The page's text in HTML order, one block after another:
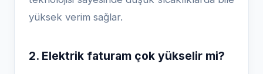
yüksek verim sağlar.
2. Elektrik faturam çok yükselir mi?